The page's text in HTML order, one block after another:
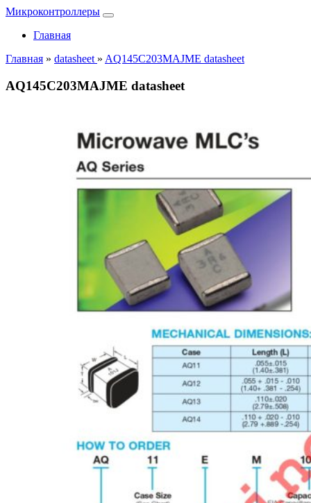
Микроконтроллеры
Главная
Главная » datasheet » AQ145C203MAJME datasheet
AQ145C203MAJME datasheet